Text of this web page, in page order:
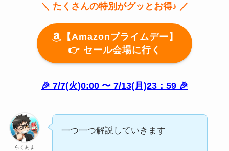
＼ たくさんの特別がグッとお得♪ ／
【Amazonプライムデー】
👉️ セール会場に行く
🎉 7/7(火)0:00 〜 7/13(月)23：59 🎉
らくあま
一つ一つ解説していきます